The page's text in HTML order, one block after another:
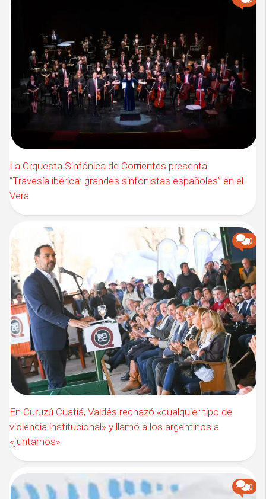
La Orquesta Sinfónica de Corrientes presenta
“Travesía ibérica: grandes sinfonistas españoles” en el
Vera
0
En Curuzú Cuatiá, Valdés rechazó «cualquier tipo de
violencia institucional» y llamó a los argentinos a
«juntarnos»
0